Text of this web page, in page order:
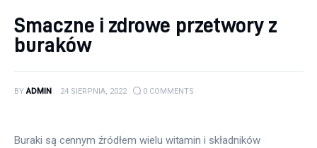
Nowoczesne technologie
Informatyka
Systemy dla firm
Smaczne i zdrowe przetwory z
buraków
BY ADMIN 24 SIERPNIA, 2022 0 COMMENTS
Buraki są cennym źródłem wielu witamin i składników